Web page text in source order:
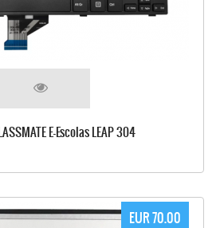
E-Escolas LEAP 304
EUR 70.00